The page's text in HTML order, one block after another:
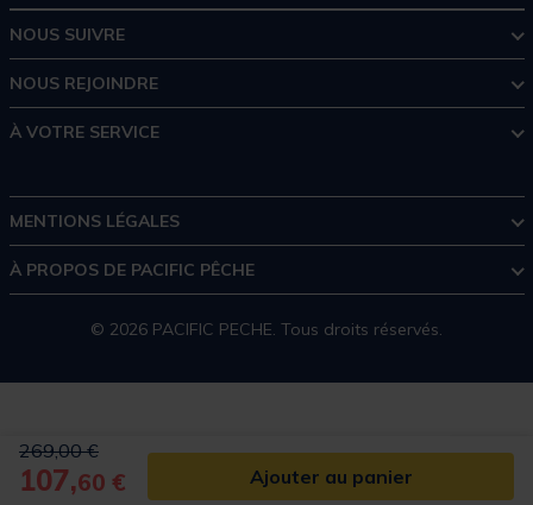
Price reduced from
269,00 €to
107,60 € Ajouter au panier
NOUS SUIVRE
NOUS REJOINDRE
À VOTRE SERVICE
MENTIONS LÉGALES
À PROPOS DE PACIFIC PÊCHE
© 2026 PACIFIC PECHE. Tous droits réservés.